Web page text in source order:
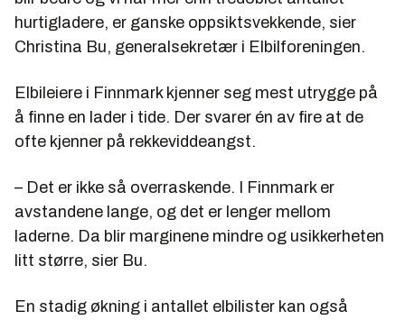
hurtigladere, er ganske oppsiktsvekkende, sier
Christina Bu, generalsekretær i Elbilforeningen.
Elbileiere i Finnmark kjenner seg mest utrygge på
å finne en lader i tide. Der svarer én av fire at de
ofte kjenner på rekkeviddeangst.
– Det er ikke så overraskende. I Finnmark er
avstandene lange, og det er lenger mellom
laderne. Da blir marginene mindre og usikkerheten
litt større, sier Bu.
En stadig økning i antallet elbilister kan også